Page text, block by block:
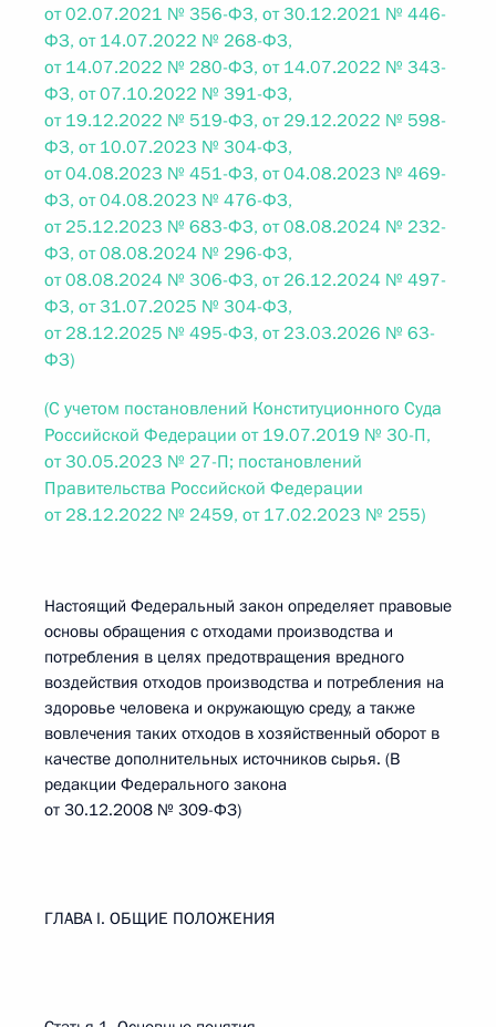
от 02.07.2021 № 356-ФЗ, от 30.12.2021 № 446-
ФЗ, от 14.07.2022 № 268-ФЗ,
от 14.07.2022 № 280-ФЗ, от 14.07.2022 № 343-
ФЗ, от 07.10.2022 № 391-ФЗ,
от 19.12.2022 № 519-ФЗ, от 29.12.2022 № 598-
ФЗ, от 10.07.2023 № 304-ФЗ,
от 04.08.2023 № 451-ФЗ, от 04.08.2023 № 469-
ФЗ, от 04.08.2023 № 476-ФЗ,
от 25.12.2023 № 683-ФЗ, от 08.08.2024 № 232-
ФЗ, от 08.08.2024 № 296-ФЗ,
от 08.08.2024 № 306-ФЗ, от 26.12.2024 № 497-
ФЗ, от 31.07.2025 № 304-ФЗ,
от 28.12.2025 № 495-ФЗ, от 23.03.2026 № 63-
ФЗ)
(С учетом постановлений Конституционного Суда
Российской Федерации от 19.07.2019 № 30-П,
от 30.05.2023 № 27-П; постановлений
Правительства Российской Федерации
от 28.12.2022 № 2459, от 17.02.2023 № 255)
Настоящий Федеральный закон определяет правовые
основы обращения с отходами производства и
потребления в целях предотвращения вредного
воздействия отходов производства и потребления на
здоровье человека и окружающую среду, а также
вовлечения таких отходов в хозяйственный оборот в
качестве дополнительных источников сырья. (В
редакции Федерального закона
от 30.12.2008 № 309-ФЗ)
ГЛАВА I. ОБЩИЕ ПОЛОЖЕНИЯ